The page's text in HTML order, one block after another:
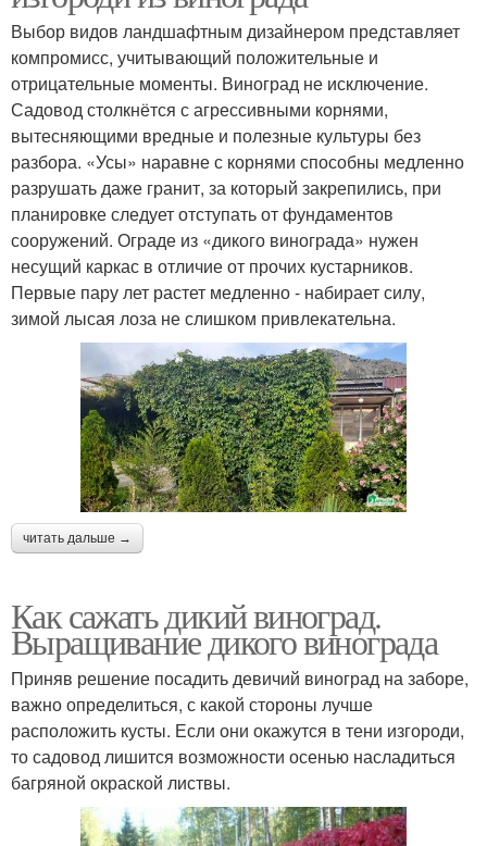
Выбор видов ландшафтным дизайнером представляет
компромисс, учитывающий положительные и
отрицательные моменты. Виноград не исключение.
Садовод столкнётся с агрессивными корнями,
вытесняющими вредные и полезные культуры без
разбора. «Усы» наравне с корнями способны медленно
разрушать даже гранит, за который закрепились, при
планировке следует отступать от фундаментов
сооружений. Ограде из «дикого винограда» нужен
несущий каркас в отличие от прочих кустарников.
Первые пару лет растет медленно - набирает силу,
зимой лысая лоза не слишком привлекательна.
читать дальше →
Как сажать дикий виноград.
Выращивание дикого винограда
Приняв решение посадить девичий виноград на заборе,
важно определиться, с какой стороны лучше
расположить кусты. Если они окажутся в тени изгороди,
то садовод лишится возможности осенью насладиться
багряной окраской листвы.